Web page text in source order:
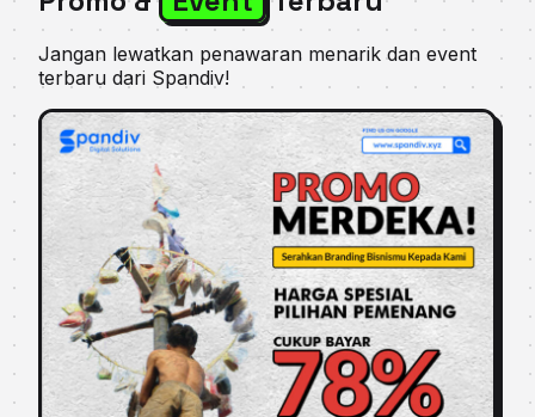
Jangan lewatkan penawaran menarik dan event
terbaru dari Spandiv!